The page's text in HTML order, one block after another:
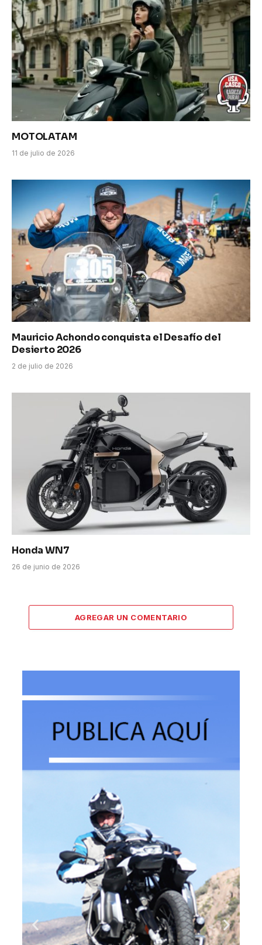
MOTOLATAM
11 de julio de 2026
Mauricio Achondo conquista el Desafío del
Desierto 2026
2 de julio de 2026
Honda WN7
26 de junio de 2026
AGREGAR UN COMENTARIO